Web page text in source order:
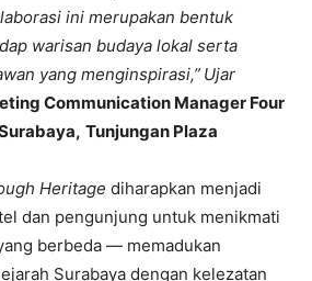
ini merupakan bentuk
warisan budaya lokal serta
yang menginspirasi,” Ujar
Communication Manager Four
Tunjungan Plaza
Heritage diharapkan menjadi
dan pengunjung untuk menikmati
berbeda — memadukan
Surabaya dengan kelezatan